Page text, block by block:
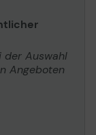
der Auswahl
Angeboten